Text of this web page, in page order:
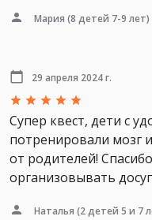
Мария (8 детей 7-9 лет)
29 апреля 2024 г.
Супер квест, дети с
потренировали мозг
от родителей!
организовывать
Наталья (2 детей 5 и 7